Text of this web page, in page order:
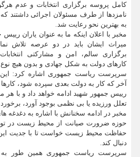
کامل پروسه برگزاری انتخابات و عدم
نامزدها از طرف مسئولان اجرائی داشتند که
به بهترین نحو رعایت شد.
مخبر با اعلان اینکه ما به عنوان یاران
میراث ایشان باید در دو عرصه تلاش
برگزاری سالم، امن و مشارکتی
کارهای دولت به شکل جهادی و بدون هیچ
سرپرست ریاست جمهوری اشاره کرد:
آخر که کار به دولت بعدی سپرده شود، کارها
رییس جمهور شهید ادامه خواهد داد و با هر
تعلل ورزیده یا بی نظمی بوجود آورد،
مخبر در ادامه سخنانش با اشاره به دغدغه
حوزه ضرورت صیانت از محیط زیست در
حفاظت محیط زیست خواست تا با جدیت این
دنبال کند.
سرپرست ریاست جمهوری همین طور